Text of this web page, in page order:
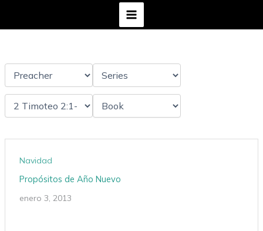
Navidad
Propósitos de Año Nuevo
enero 3, 2013